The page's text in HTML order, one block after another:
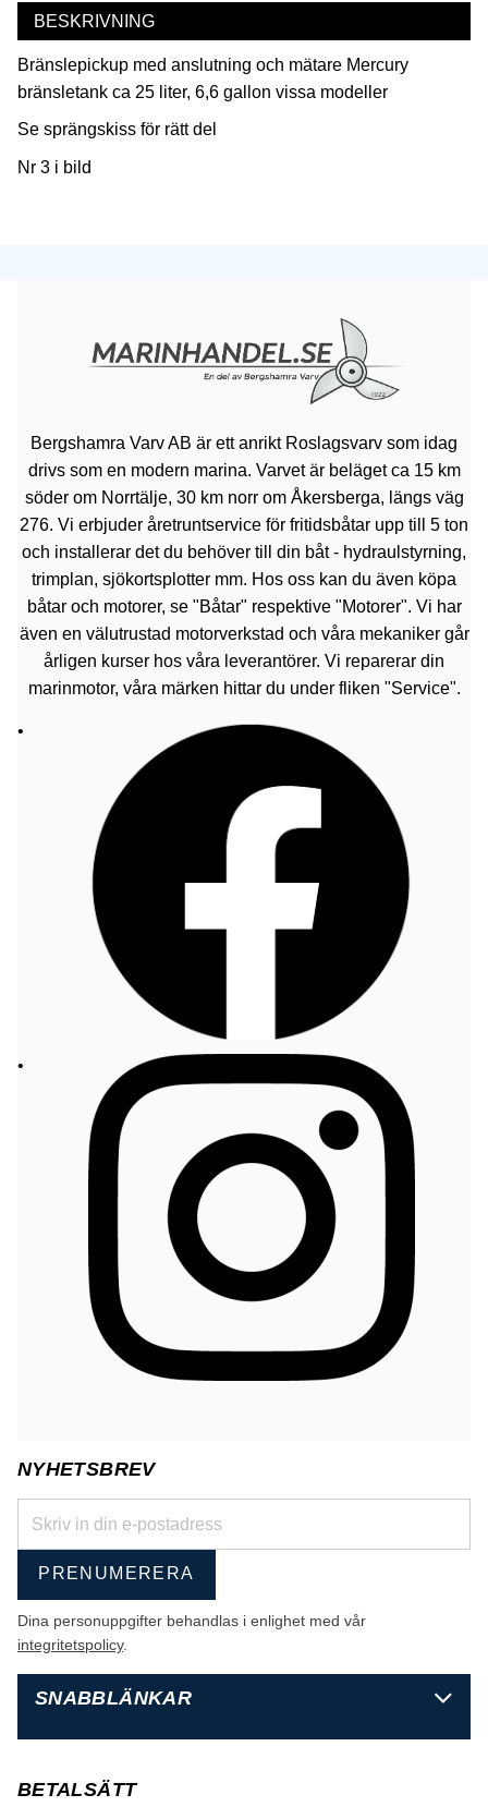
BESKRIVNING
Bränslepickup med anslutning och mätare Mercury
bränsletank ca 25 liter, 6,6 gallon vissa modeller
Se sprängskiss för rätt del
Nr 3 i bild
Bergshamra Varv AB är ett anrikt Roslagsvarv som idag
drivs som en modern marina. Varvet är beläget ca 15 km
söder om Norrtälje, 30 km norr om Åkersberga, längs väg
276. Vi erbjuder åretruntservice för fritidsbåtar upp till 5 ton
och installerar det du behöver till din båt - hydraulstyrning,
trimplan, sjökortsplotter mm. Hos oss kan du även köpa
båtar och motorer, se "Båtar" respektive "Motorer". Vi har
även en välutrustad motorverkstad och våra mekaniker går
årligen kurser hos våra leverantörer. Vi reparerar din
marinmotor, våra märken hittar du under fliken "Service".
NYHETSBREV
PRENUMERERA
Dina personuppgifter behandlas i enlighet med vår
integritetspolicy.
SNABBLÄNKAR
BETALSÄTT